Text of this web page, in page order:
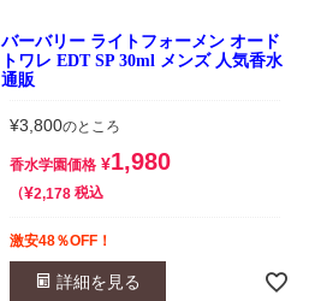
バーバリー ライトフォーメン オード
トワレ EDT SP 30ml メンズ 人気香水
通販
¥3,800のところ
香水学園価格 ¥1,980
¥2,178 税込
激安48％OFF！
詳細を見る